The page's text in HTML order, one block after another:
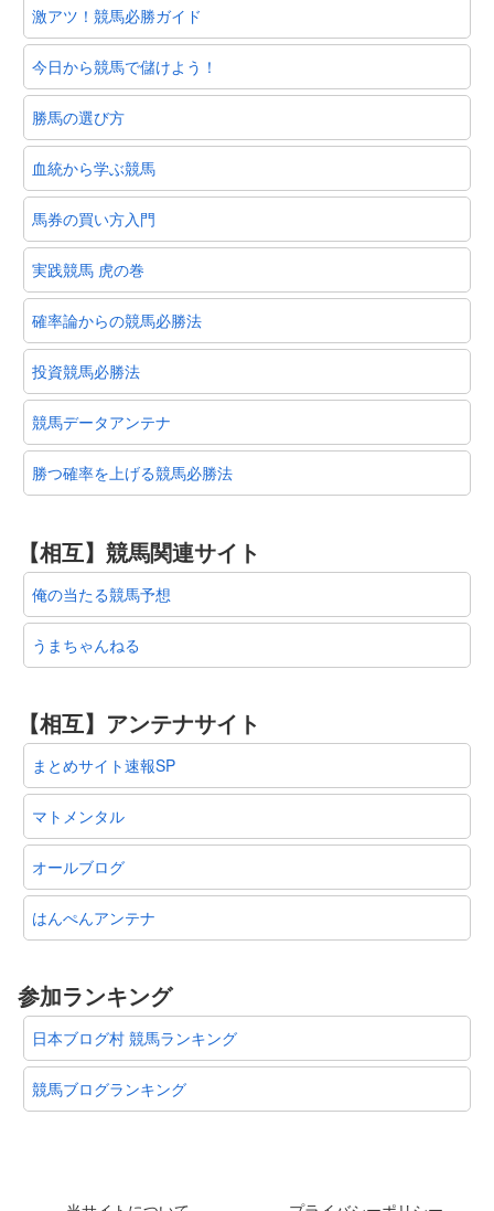
激アツ！競馬必勝ガイド
今日から競馬で儲けよう！
勝馬の選び方
血統から学ぶ競馬
馬券の買い方入門
実践競馬 虎の巻
確率論からの競馬必勝法
投資競馬必勝法
競馬データアンテナ
勝つ確率を上げる競馬必勝法
【相互】競馬関連サイト
俺の当たる競馬予想
うまちゃんねる
【相互】アンテナサイト
まとめサイト速報SP
マトメンタル
オールブログ
はんぺんアンテナ
参加ランキング
日本ブログ村 競馬ランキング
競馬ブログランキング